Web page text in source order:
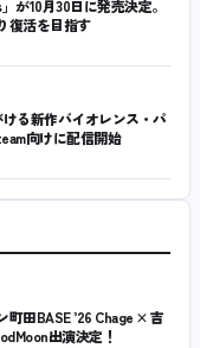
が10月30日に発売決定。
復活を目指す
る新作バイオレンス・パ
向けに配信開始
町田BASE ’26 Chage × 吉
出演決定！